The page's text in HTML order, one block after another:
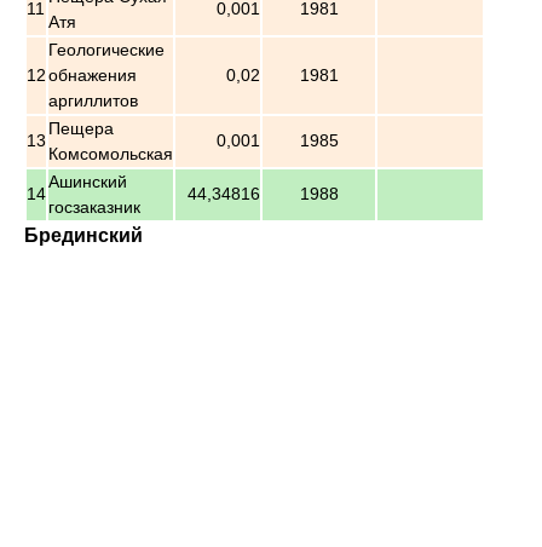
11
Атя
0,001 1981
12
Геологические
обнажения
аргиллитов
0,02 1981
13
Пещера
Комсомольская
0,001 1985
14
Ашинский
госзаказник
44,34816 1988
Брединский